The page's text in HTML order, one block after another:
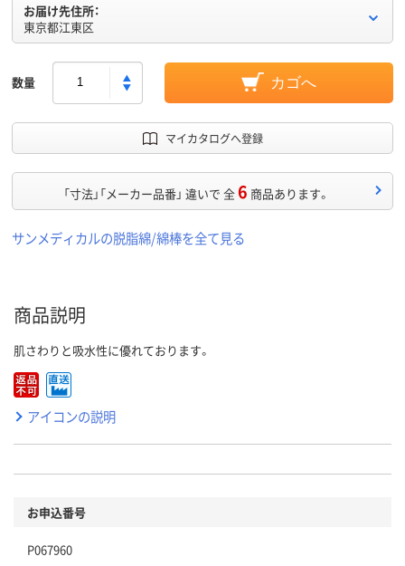
お届け先住所：
東京都江東区
数量 カゴへ
マイカタログへ登録
「寸法」「メーカー品番」 違いで 全6 商品あります。
サンメディカルの脱脂綿/綿棒を全て見る
商品説明
肌さわりと吸水性に優れております。
アイコンの説明
お申込番号
P067960